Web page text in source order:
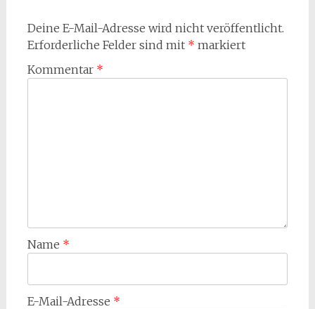
Deine E-Mail-Adresse wird nicht veröffentlicht.
Erforderliche Felder sind mit * markiert
Kommentar *
Name *
E-Mail-Adresse *